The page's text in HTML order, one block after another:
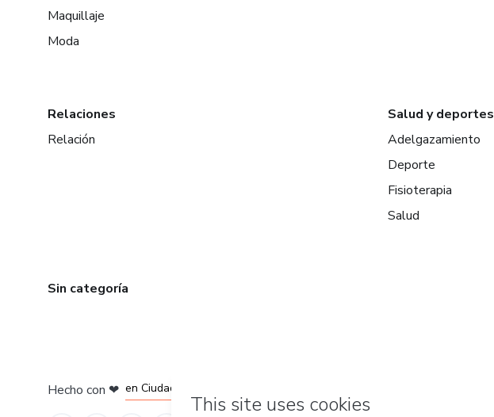
Maquillaje
Moda
Relaciones
Relación
Salud y deportes
Adelgazamiento
Deporte
Fisioterapia
Salud
Sin categoría
Hecho con ❤
en Belo Horizonte
en Ciudad de México